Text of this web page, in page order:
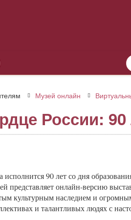
Музей онлайн
России:
исполнится 90 лет со дня
представляет онлайн-версию
культурным наследием и
и талантливых людях с